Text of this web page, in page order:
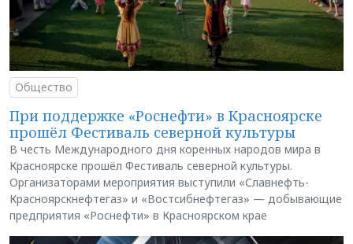
Общество
При поддержке «Роснефти» в Красноярске
прошёл Фестиваль северной культуры
В честь Международного дня коренных народов мира в
Красноярске прошёл Фестиваль северной культуры.
Организаторами мероприятия выступили «Славнефть-
Красноярскнефтегаз» и «Востсибнефтегаз» — добывающие
предприятия «Роснефти» в Красноярском крае